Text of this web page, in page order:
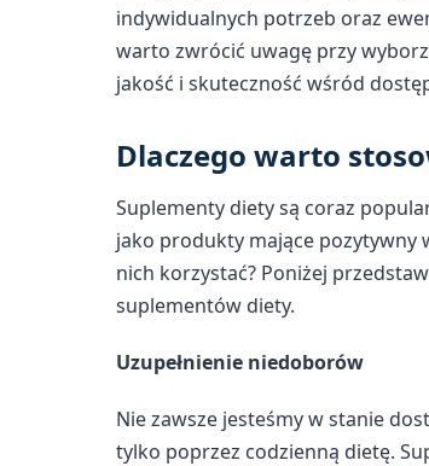
indywidualnych potrzeb oraz
warto zwrócić uwagę przy
jakość i skuteczność wśród
Dlaczego warto
Suplementy diety są coraz
jako produkty mające pozytywny
nich korzystać? Poniżej
suplementów diety.
Uzupełnienie niedoborów
Nie zawsze jesteśmy w stanie
tylko poprzez codzienną dietę.